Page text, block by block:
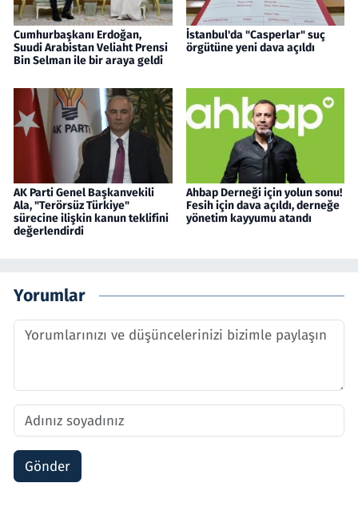
Cumhurbaşkanı Erdoğan,
Suudi Arabistan Veliaht Prensi
Bin Selman ile bir araya geldi
İstanbul'da "Casperlar" suç
örgütüne yeni dava açıldı
AK Parti Genel Başkanvekili
Ala, "Terörsüz Türkiye"
sürecine ilişkin kanun teklifini
değerlendirdi
Ahbap Derneği için yolun sonu!
Fesih için dava açıldı, derneğe
yönetim kayyumu atandı
Yorumlar
Gönder